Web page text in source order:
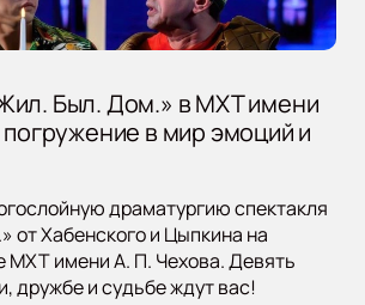
Был. Дом.» в МХТ имени
в мир эмоций и
драматургию спектакля
от Хабенского и Цыпкина на
МХТ имени А. П. Чехова. Девять
дружбе и судьбе ждут вас!